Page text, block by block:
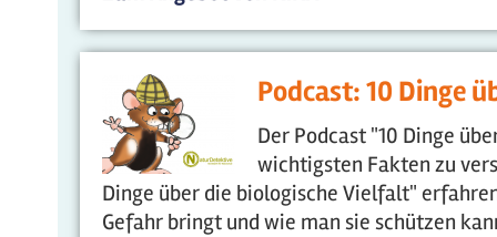
Podcast: 10 Dinge
Der Podcast "10 Dinge
wichtigsten Fakten zu
Dinge über die biologische Vielfalt"
Gefahr bringt und wie man sie schützen